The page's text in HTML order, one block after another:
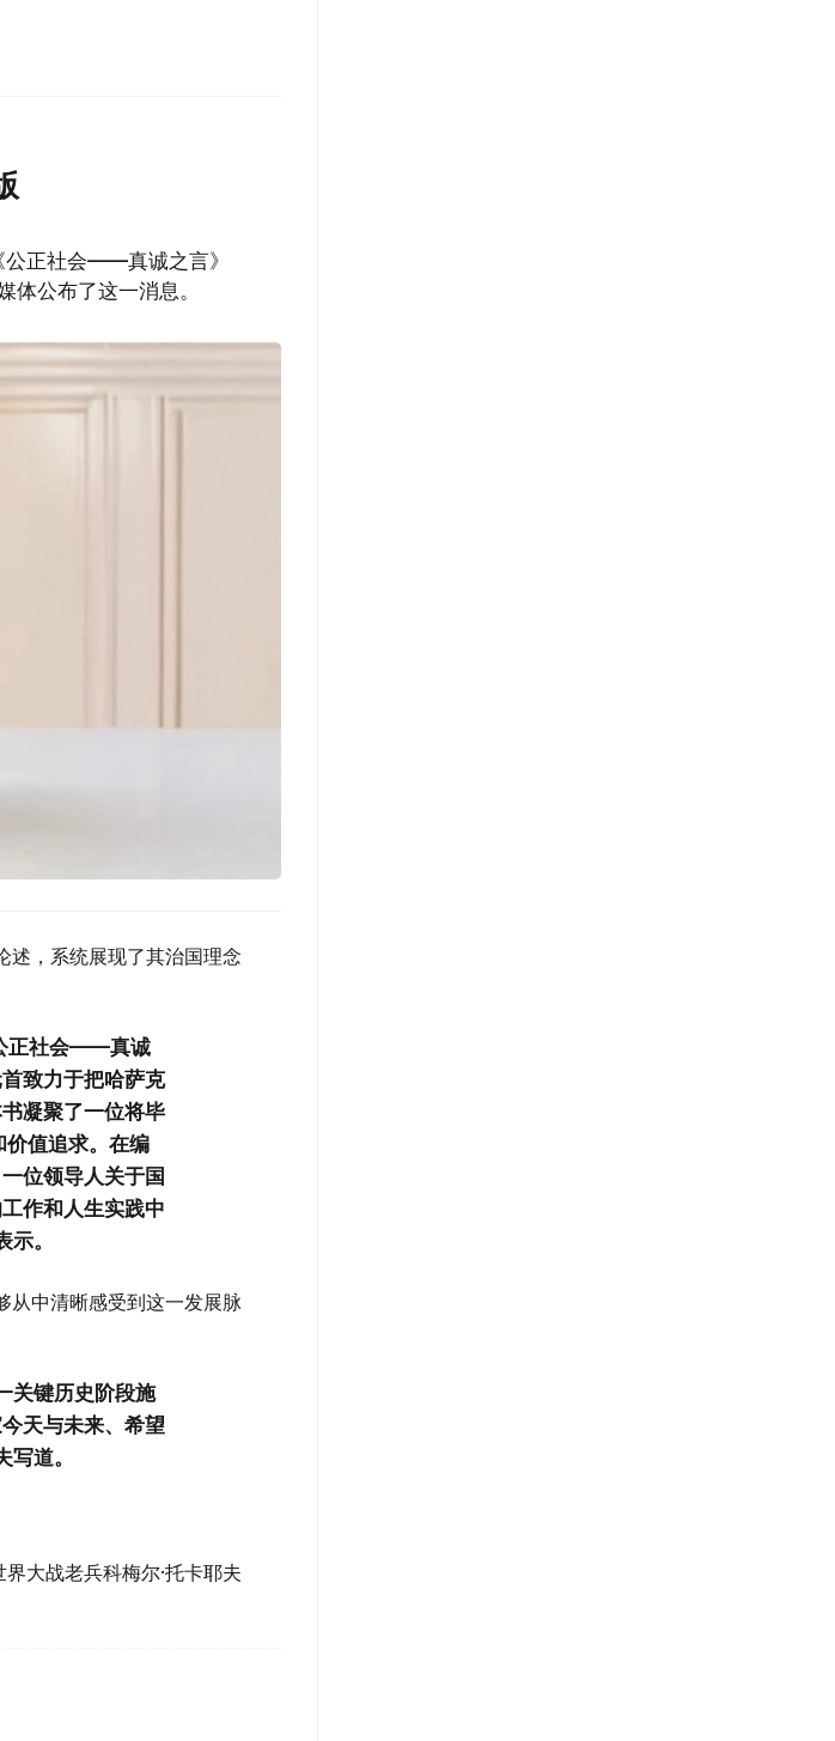
公正社会——真诚之言》
体公布了这一消息。
述，系统展现了其治国理念
正社会——真诚
致力于把哈萨克
凝聚了一位将毕
值追求。在编
位领导人关于国
作和人生实践中
。
从中清晰感受到这一发展脉
关键历史阶段施
天与未来、希望
道。
大战老兵科梅尔·托卡耶夫